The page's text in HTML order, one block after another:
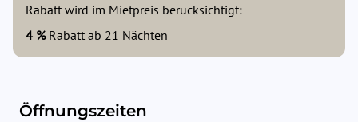
Rabatt wird im Mietpreis berücksichtigt:
4 %Rabatt ab 21 Nächten
Öffnungszeiten